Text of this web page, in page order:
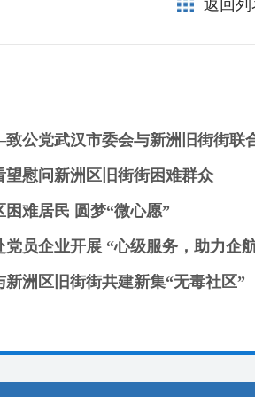
返回列
望慰问新洲区旧街街困难群众
难居民 圆梦“微心愿”
员企业开展 “心级服务，助力企
洲区旧街街共建新集“无毒社区”